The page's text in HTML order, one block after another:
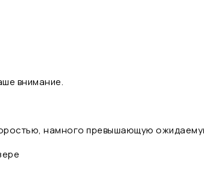
внимание.
намного превышающую